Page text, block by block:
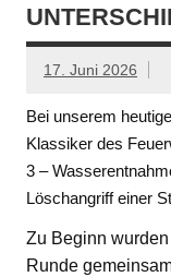
17. Juni 2026
Bei unserem
Klassiker des
3 –
Löschangriff einer
Zu Beginn
Runde